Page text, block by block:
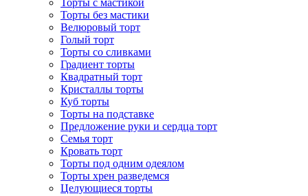
Торты с мастикой
Торты без мастики
Велюровый торт
Голый торт
Торты со сливками
Градиент торты
Квадратный торт
Кристаллы торты
Куб торты
Торты на подставке
Предложение руки и сердца торт
Семья торт
Кровать торт
Торты под одним одеялом
Торты хрен разведемся
Целующиеся торты